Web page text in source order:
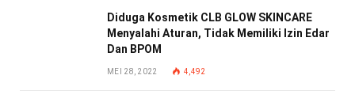
Diduga Kosmetik CLB GLOW SKINCARE
Menyalahi Aturan, Tidak Memiliki Izin Edar
Dan BPOM
MEI 28, 2022 4,492